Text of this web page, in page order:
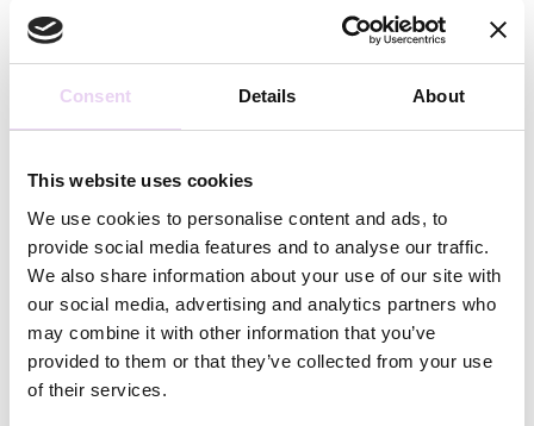
Consent Details About
This website uses cookies
We use cookies to personalise content and ads, to
provide social media features and to analyse our traffic.
We also share information about your use of our site with
our social media, advertising and analytics partners who
may combine it with other information that you’ve
provided to them or that they’ve collected from your use
of their services.
Pia Winckler März 28, 2023